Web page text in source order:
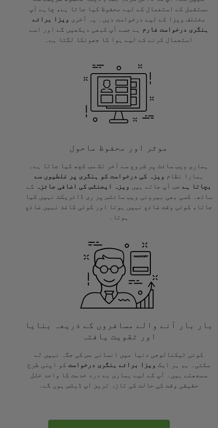
مستقبل کے استعمال کے لیے محفوظ کیا جاتا ہے، چاہے آپ
مختلف ویزا کے لیے درخواست دیں۔ یہ آخری ویزا برائے
ہنگری درخواست فارم
ہے جسے آپ کبھی دیکھیں گے اور اسے
استعمال کرنے کے لیے ہوا کا جھونکا لگتا ہے۔
موثر اور محفوظ ماحول
ہماری ویب سائٹ پر شروع سے آخر تک سب کچھ کیا جاتا ہے۔
ہمارا نظام ویزہ کی درخواست کو ہنگری پر غلطیوں سے
بچاتا ہے جب آپ جاتے ہیں ویزہ ایجنٹس کی اضافی جائزہ
کے
ساتھ۔ کسی بھی بیرونی ویب سائٹس پر ری ڈائریکٹ نہیں کیا
جاتا، کوئی وقت ضائع نہیں ہوتا اور کوئی کاغذ نہیں ضائع
ہوتا۔
بار بار آنے والے مسافروں کے ذریعہ بنایا
اور تقویت یافتہ
کوئی ٹیکنالوجی دنیا میں انسانی مس کی جگہ نہیں لے
سکتی۔ ہم ہر ایک ویزا برائے ہنگری درخواست کو اپنی طرح
سمجھتے ہیں۔ آپ کے لیے ہماری بے درد خدمت کا واحد خلل
حقیقی وقت کی حالت کی تازہ ترین اپ ڈیٹس ہوں گے۔